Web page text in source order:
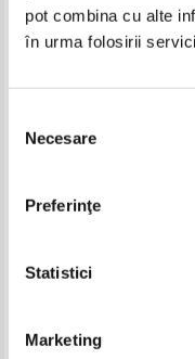
pot combina cu alte
în urma folosirii
consimțământului
Necesare
Preferinţe
Statistici
Marketing
Adaugă în coș
Pret:10,00Lei